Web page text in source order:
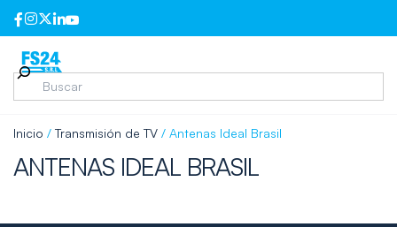
Inicio / Transmisión de TV / Antenas Ideal Brasil
ANTENAS IDEAL BRASIL